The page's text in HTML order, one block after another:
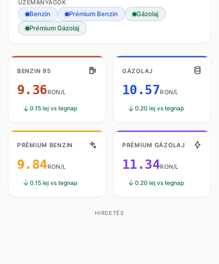
ÜZEMANYAGOK
Benzin Prémium Benzin
Gázolaj
Prémium Gázolaj
BENZIN 95
9.36RON/L
0.15 lej vs tegnap
GÁZOLAJ
10.57RON/L
0.20 lej vs tegnap
PRÉMIUM BENZIN
9.84RON/L
0.15 lej vs tegnap
PRÉMIUM GÁZOLAJ
11.34RON/L
0.20 lej vs tegnap
HIRDETÉS